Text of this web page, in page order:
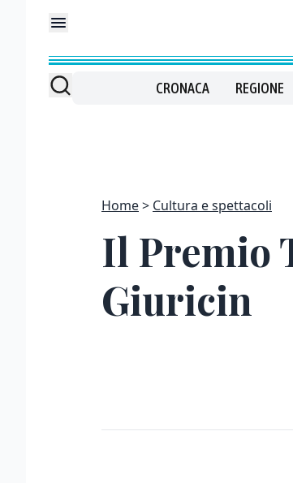
CRONACA REGIONE
Home Cultura e spettacoli
Il Premio
Giuricin